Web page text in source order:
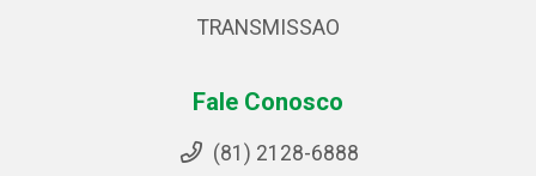
TRANSMISSAO
Fale Conosco
(81) 2128-6888